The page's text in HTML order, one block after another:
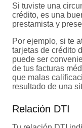
Si tuviste una
crédito, es una
prestamista y
Por ejemplo, si te
tarjetas de crédito
puede ser
de tus facturas
que malas
resultado de una
Relación DTI